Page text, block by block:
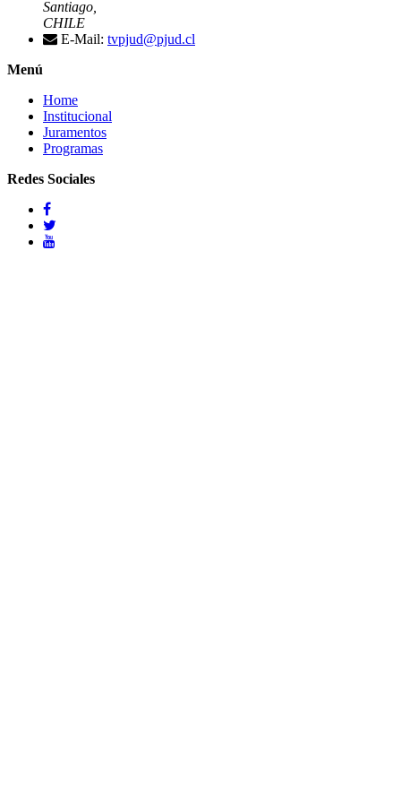
Santiago,
CHILE
E-Mail: tvpjud@pjud.cl
Menú
Home
Institucional
Juramentos
Programas
Redes Sociales